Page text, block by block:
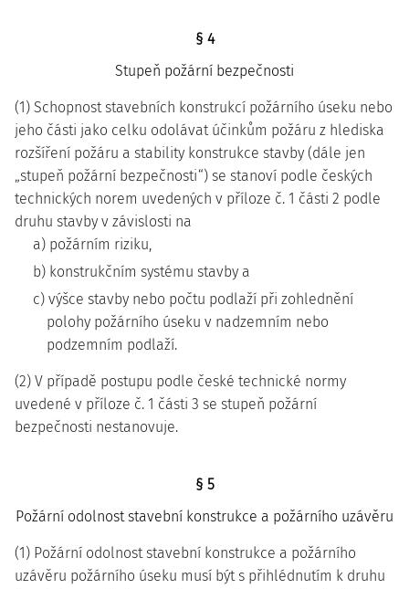
§ 4
Stupeň požární bezpečnosti
(1) Schopnost stavebních konstrukcí požárního úseku nebo
jeho části jako celku odolávat účinkům požáru z hlediska
rozšíření požáru a stability konstrukce stavby (dále jen
„stupeň požární bezpečnosti“) se stanoví podle českých
technických norem uvedených v příloze č. 1 části 2 podle
druhu stavby v závislosti na
a) požárním riziku,
b) konstrukčním systému stavby a
c) výšce stavby nebo počtu podlaží při zohlednění
polohy požárního úseku v nadzemním nebo
podzemním podlaží.
(2) V případě postupu podle české technické normy
uvedené v příloze č. 1 části 3 se stupeň požární
bezpečnosti nestanovuje.
§ 5
Požární odolnost stavební konstrukce a požárního uzávěru
(1) Požární odolnost stavební konstrukce a požárního
uzávěru požárního úseku musí být s přihlédnutím k druhu